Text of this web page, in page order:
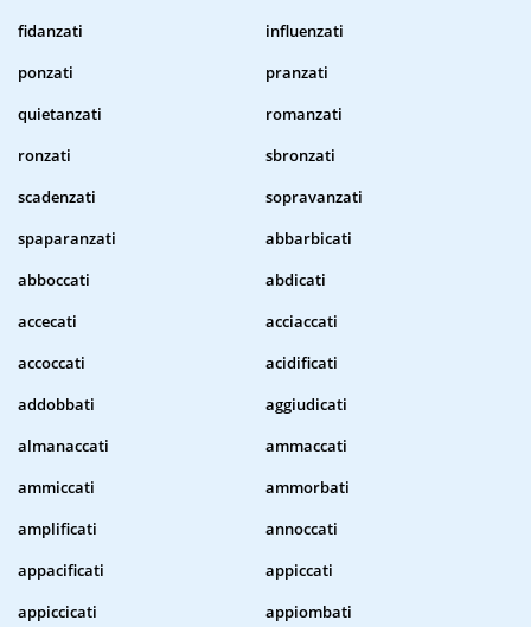
fidanzati
influenzati
ponzati
pranzati
quietanzati
romanzati
ronzati
sbronzati
scadenzati
sopravanzati
spaparanzati
abbarbicati
abboccati
abdicati
accecati
acciaccati
accoccati
acidificati
addobbati
aggiudicati
almanaccati
ammaccati
ammiccati
ammorbati
amplificati
annoccati
appacificati
appiccati
appiccicati
appiombati